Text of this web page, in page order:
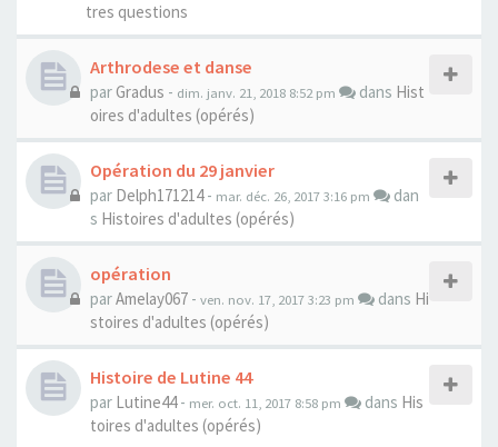
tres questions
Arthrodese et danse
par Gradus - dim. janv. 21, 2018 8:52 pm dans Hist
oires d'adultes (opérés)
Opération du 29 janvier
par Delph171214- mar. déc. 26, 2017 3:16 pm
dan
s Histoires d'adultes (opérés)
opération
parAmelay067 - ven. nov. 17, 2017 3:23 pm dans Hi
stoires d'adultes (opérés)
Histoire de Lutine 44
par Lutine44- mer. oct. 11, 2017 8:58 pm dans His
toires d'adultes (opérés)